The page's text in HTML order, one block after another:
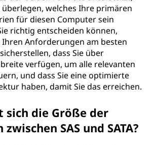
überlegen, welches Ihre primären
für diesen Computer sein
richtig entscheiden können,
Anforderungen am besten
dass Sie über
verfügen, um alle relevanten
und dass Sie eine optimierte
haben, damit Sie das erreichen.
sich die Größe der
SAS und SATA?